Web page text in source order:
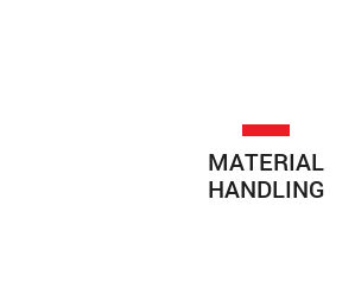
MATERIAL
HANDLING